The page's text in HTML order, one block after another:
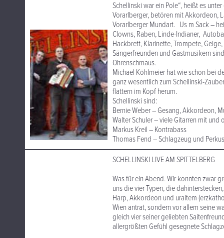
Schellinski war ein Pole“, heißt es
Vorarlberger, betören mit Akkordeon,
Vorarlberger Mundart. Us m Sack –
Clowns, Raben, Linde-Indianer,
Hackbrett, Klarinette, Trompete,
Sängerfreunden und Gastmusikern
Ohrenschmaus.
Michael Köhlmeier hat wie schon bei
ganz wesentlich zum Schellinski-
flattern im Kopf herum.
Schellinski sind:
Bernie Weber – Gesang, Akkordeon,
Walter Schuler – viele Gitarren mit und
Markus Kreil – Kontrabass
Thomas Fend – Schlagzeug und
SCHELLINSKI LIVE AM SPITTELBERG
Was für ein Abend. Wir konnten zwar
uns die vier Typen, die
Harp, Akkordeon und uraltem
Wien antrat, sondern vor allem seine
gleich vier seiner geliebten
allergrößten Gefühl gesegnete